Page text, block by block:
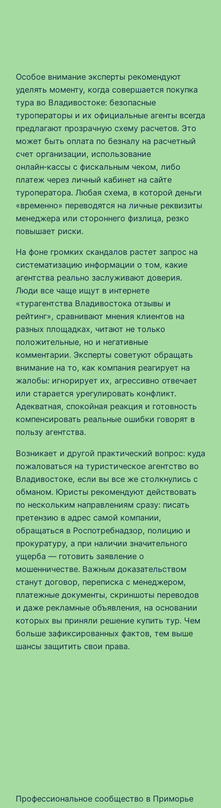
Особое внимание эксперты рекомендуют
уделять моменту, когда совершается покупка
тура во Владивостоке: безопасные
туроператоры и их официальные агенты всегда
предлагают прозрачную схему расчетов. Это
может быть оплата по безналу на расчетный
счет организации, использование
онлайн‑кассы с фискальным чеком, либо
платеж через личный кабинет на сайте
туроператора. Любая схема, в которой деньги
«временно» переводятся на личные реквизиты
менеджера или стороннего физлица, резко
повышает риски.
На фоне громких скандалов растет запрос на
систематизацию информации о том, какие
агентства реально заслуживают доверия.
Люди все чаще ищут в интернете
«турагентства Владивостока отзывы и
рейтинг», сравнивают мнения клиентов на
разных площадках, читают не только
положительные, но и негативные
комментарии. Эксперты советуют обращать
внимание на то, как компания реагирует на
жалобы: игнорирует их, агрессивно отвечает
или старается урегулировать конфликт.
Адекватная, спокойная реакция и готовность
компенсировать реальные ошибки говорят в
пользу агентства.
Возникает и другой практический вопрос: куда
пожаловаться на туристическое агентство во
Владивостоке, если вы все же столкнулись с
обманом. Юристы рекомендуют действовать
по нескольким направлениям сразу: писать
претензию в адрес самой компании,
обращаться в Роспотребнадзор, полицию и
прокуратуру, а при наличии значительного
ущерба — готовить заявление о
мошенничестве. Важным доказательством
станут договор, переписка с менеджером,
платежные документы, скриншоты переводов
и даже рекламные объявления, на основании
которых вы приняли решение купить тур. Чем
больше зафиксированных фактов, тем выше
шансы защитить свои права.
Профессиональное сообщество в Приморье